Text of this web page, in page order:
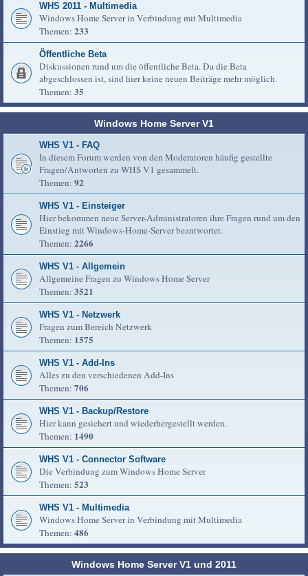
WHS 2011 - Multimedia
Windows Home Server in Verbindung mit Multimedia
Themen: 233
Öffentliche Beta
Diskussionen rund um die öffentliche Beta. Da die Beta
abgeschlossen ist, sind hier keine neuen Beiträge mehr möglich.
Themen: 35
Windows Home Server V1
WHS V1 - FAQ
In diesem Forum werden von den Moderatoren häufig gestellte
Fragen/Antworten zu WHS V1 gesammelt.
Themen: 92
WHS V1 - Einsteiger
Hier bekommen neue Server-Administratoren ihre Fragen rund um den
Einstieg mit Windows-Home-Server beantwortet.
Themen: 2266
WHS V1 - Allgemein
Allgemeine Fragen zu Windows Home Server
Themen: 3521
WHS V1 - Netzwerk
Fragen zum Bereich Netzwerk
Themen: 1575
WHS V1 - Add-Ins
Alles zu den verschiedenen Add-Ins
Themen: 706
WHS V1 - Backup/Restore
Hier kann gesichert und wiederhergestellt werden.
Themen: 1490
WHS V1 - Connector Software
Die Verbindung zum Windows Home Server
Themen: 523
WHS V1 - Multimedia
Windows Home Server in Verbindung mit Multimedia
Themen: 486
Windows Home Server V1 und 2011